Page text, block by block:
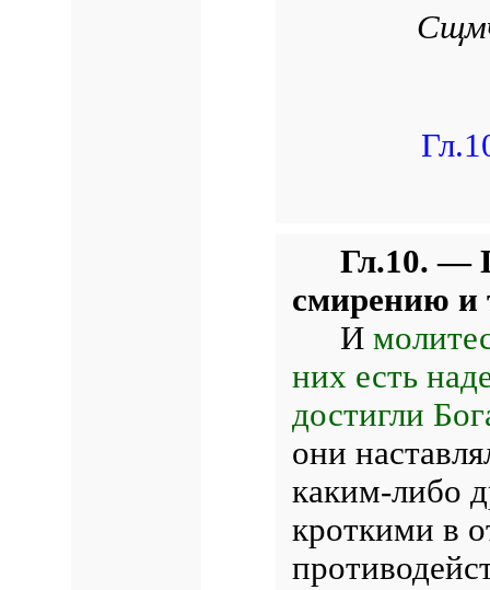
Гл.10. —
смирению и
И
них есть
достигли
они
каким-либо
кроткими в